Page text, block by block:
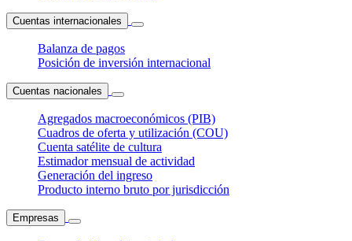
Cuentas internacionales
Balanza de pagos
Posición de inversión internacional
Cuentas nacionales
Agregados macroeconómicos (PIB)
Cuadros de oferta y utilización (COU)
Cuenta satélite de cultura
Estimador mensual de actividad
Generación del ingreso
Producto interno bruto por jurisdicción
Empresas